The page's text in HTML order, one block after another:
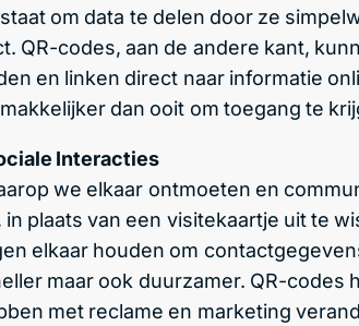
om data te delen door ze
QR-codes, aan de andere kant,
en linken direct naar informatie
dan ooit om toegang te
Interacties
we elkaar ontmoeten en
in plaats van een visitekaartje uit te
elkaar houden om
maar ook duurzamer. QR-codes
met reclame en marketing